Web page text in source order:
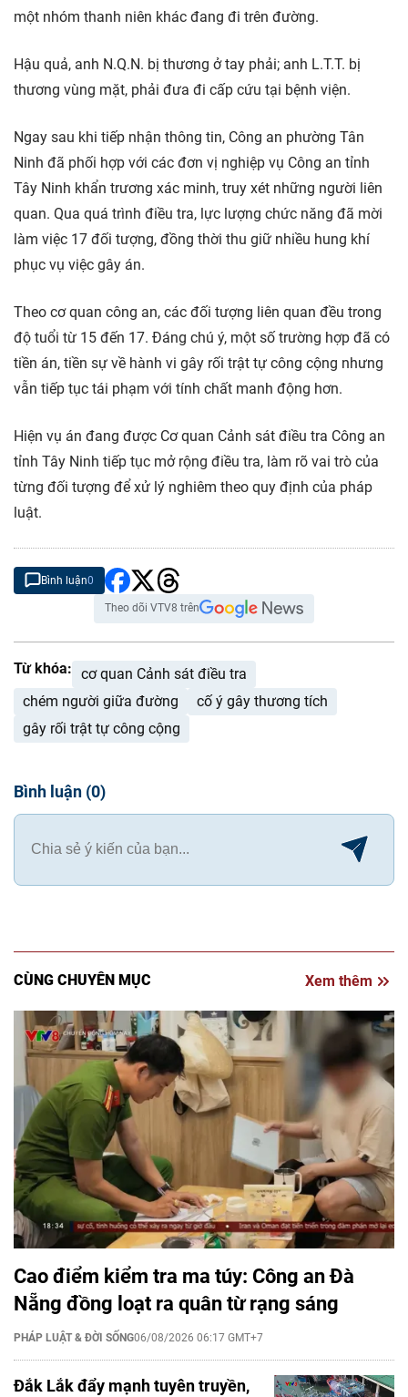
một nhóm thanh niên khác đang đi trên đường.
Hậu quả, anh N.Q.N. bị thương ở tay phải; anh L.T.T. bị
thương vùng mặt, phải đưa đi cấp cứu tại bệnh viện.
Ngay sau khi tiếp nhận thông tin, Công an phường Tân
Ninh đã phối hợp với các đơn vị nghiệp vụ Công an tỉnh
Tây Ninh khẩn trương xác minh, truy xét những người liên
quan. Qua quá trình điều tra, lực lượng chức năng đã mời
làm việc 17 đối tượng, đồng thời thu giữ nhiều hung khí
phục vụ việc gây án.
Theo cơ quan công an, các đối tượng liên quan đều trong
độ tuổi từ 15 đến 17. Đáng chú ý, một số trường hợp đã có
tiền án, tiền sự về hành vi gây rối trật tự công cộng nhưng
vẫn tiếp tục tái phạm với tính chất manh động hơn.
Hiện vụ án đang được Cơ quan Cảnh sát điều tra Công an
tỉnh Tây Ninh tiếp tục mở rộng điều tra, làm rõ vai trò của
từng đối tượng để xử lý nghiêm theo quy định của pháp
luật.
Bình luận0
Theo dõi VTV8 trên
Từ khóa: cơ quan Cảnh sát điều tra
chém người giữa đường
cố ý gây thương tích
gây rối trật tự công cộng
Bình luận (0)
CÙNG CHUYÊN MỤC Xem thêm
Cao điểm kiểm tra ma túy: Công an Đà
Nẵng đồng loạt ra quân từ rạng sáng
PHÁP LUẬT & ĐỜI SỐNG06/08/2026 06:17 GMT+7
Đắk Lắk đẩy mạnh tuyên truyền,